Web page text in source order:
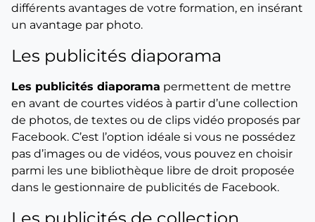
différents avantages de votre formation, en insérant
un avantage par photo.
Les publicités diaporama
Les publicités diaporama permettent de mettre
en avant de courtes vidéos à partir d’une collection
de photos, de textes ou de clips vidéo proposés par
Facebook. C’est l’option idéale si vous ne possédez
pas d’images ou de vidéos, vous pouvez en choisir
parmi les une bibliothèque libre de droit proposée
dans le gestionnaire de publicités de Facebook.
Les publicités de collection